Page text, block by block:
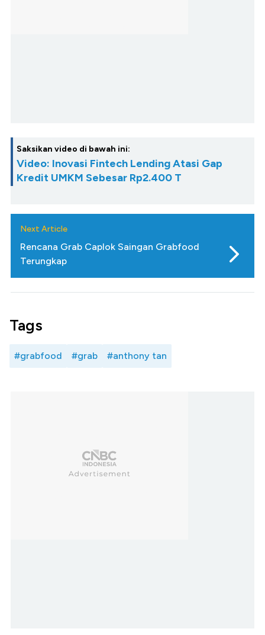
Saksikan video di bawah ini:
Video: Inovasi Fintech Lending Atasi Gap
Kredit UMKM Sebesar Rp2.400 T
Next Article
Rencana Grab Caplok Saingan Grabfood
Terungkap
Tags
#grabfood #grab #anthony tan